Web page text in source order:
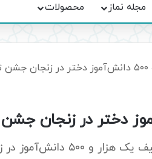
مجله نماز محصولات
امام جمعه زنجان در مراسم جشن